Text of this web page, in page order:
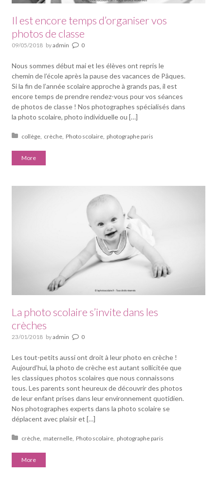
Il est encore temps d’organiser vos
photos de classe
09/05/2018 byadmin 0
Nous sommes début mai et les élèves ont repris le
chemin de l’école après la pause des vacances de Pâques.
Si la fin de l’année scolaire approche à grands pas, il est
encore temps de prendre rendez-vous pour vos séances
de photos de classe ! Nos photographes spécialisés dans
la photo scolaire, photo individuelle ou […]
Posted in:
collège crèche Photo scolaire photographe paris
More
La photo scolaire s’invite dans les
crèches
23/01/2018 byadmin 0
Les tout-petits aussi ont droit à leur photo en crèche !
Aujourd’hui, la photo de crèche est autant sollicitée que
les classiques photos scolaires que nous connaissons
tous. Les parents sont heureux de découvrir des photos
de leur enfant prises dans leur environnement quotidien.
Nos photographes experts dans la photo scolaire se
déplacent avec plaisir et […]
Posted in:
crèche maternelle Photo scolaire photographe paris
More